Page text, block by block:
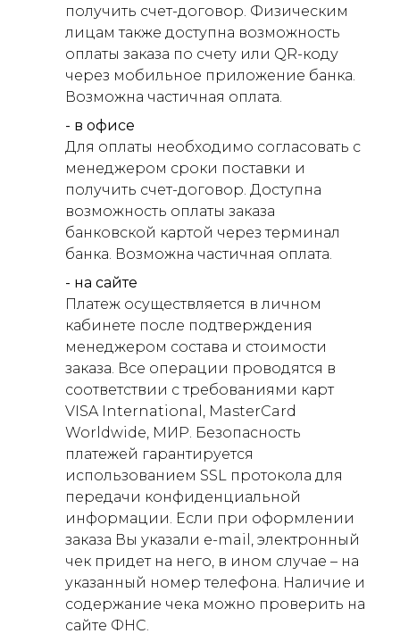
получить счет-договор. Физическим
лицам также доступна возможность
оплаты заказа по счету или QR-коду
через мобильное приложение банка.
Возможна частичная оплата.
- в офисе
Для оплаты необходимо согласовать с
менеджером сроки поставки и
получить счет-договор. Доступна
возможность оплаты заказа
банковской картой через терминал
банка. Возможна частичная оплата.
- на сайте
Платеж осуществляется в личном
кабинете после подтверждения
менеджером состава и стоимости
заказа. Все операции проводятся в
соответствии с требованиями карт
VISA International, MasterCard
Worldwide, МИР. Безопасность
платежей гарантируется
использованием SSL протокола для
передачи конфиденциальной
информации. Если при оформлении
заказа Вы указали e-mail, электронный
чек придет на него, в ином случае – на
указанный номер телефона. Наличие и
содержание чека можно проверить на
сайте ФНС.